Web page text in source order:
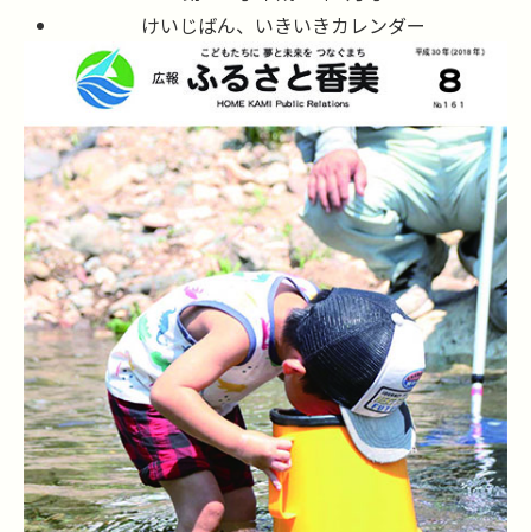
けいじばん、いきいきカレンダー